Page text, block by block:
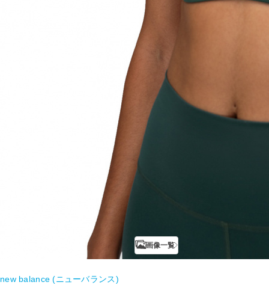
画像一覧
new balance (ニューバランス)